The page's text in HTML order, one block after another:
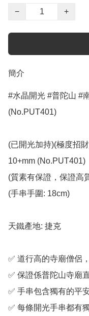
−
+
簡介
#水晶開光 #普陀山 #
(No.PUT401)
(已開光加持)(極度招
10+mm (No.PUT401)
(質素有保證，保證高
(手串手圍: 18cm)
天鐵產地: 捷克
✅️ 道行高的寺廟僧侶
✅️ 保證係普陀山寺廟
✅️ 手串包含獨有的平
✅️ 每條開光手串都有